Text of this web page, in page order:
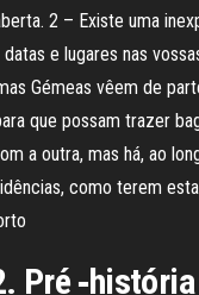
2 – Existe uma
e lugares nas
Gémeas vêem de
que possam trazer
a outra, mas há, ao
como terem
Pré